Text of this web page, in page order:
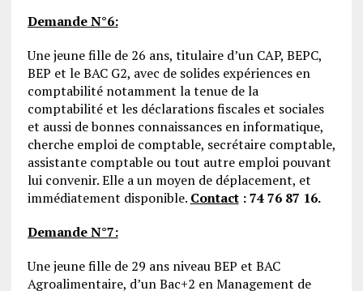
Demande N°6:
Une jeune fille de 26 ans, titulaire d’un CAP, BEPC,
BEP et le BAC G2, avec de solides expériences en
comptabilité notamment la tenue de la
comptabilité et les déclarations fiscales et sociales
et aussi de bonnes connaissances en informatique,
cherche emploi de comptable, secrétaire comptable,
assistante comptable ou tout autre emploi pouvant
lui convenir. Elle a un moyen de déplacement, et
immédiatement disponible. Contact: 74 76 87 16.
Demande N°7:
Une jeune fille de 29 ans niveau BEP et BAC
Agroalimentaire, d’un Bac+2 en Management de